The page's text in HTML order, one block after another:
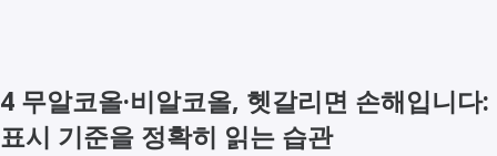
4 무알코올·비알코올, 헷갈리면 손해입니다:
표시 기준을 정확히 읽는 습관